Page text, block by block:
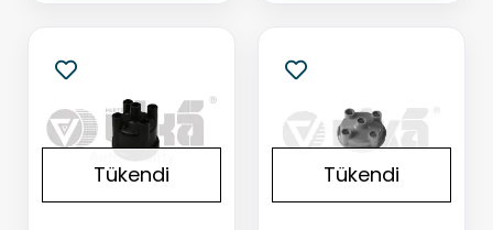
Tükendi Tükendi